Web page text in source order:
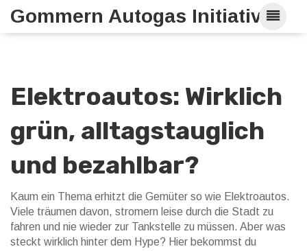
Gommern Autogas Initiative
Elektroautos: Wirklich
grün, alltagstauglich
und bezahlbar?
Kaum ein Thema erhitzt die Gemüter so wie Elektroautos.
Viele träumen davon, stromern leise durch die Stadt zu
fahren und nie wieder zur Tankstelle zu müssen. Aber was
steckt wirklich hinter dem Hype? Hier bekommst du